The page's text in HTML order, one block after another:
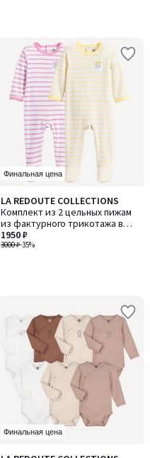
Финальная цена
LA REDOUTE COLLECTIONS
Комплект из 2 цельных пижам
из фактурного трикотажа в
полоску
3000 ₽-35%
1950 ₽
Финальная цена